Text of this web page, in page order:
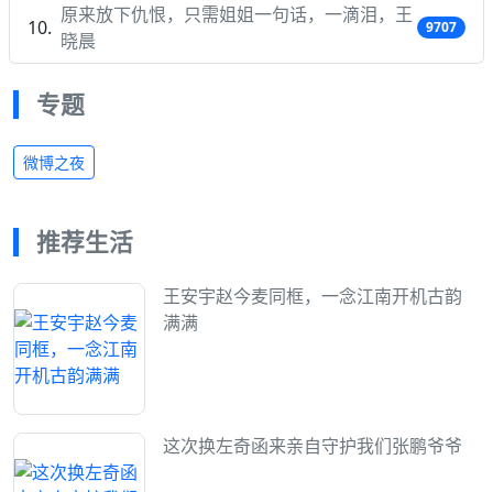
原来放下仇恨，只需姐姐一句话，一滴泪，王
晓晨
9707
专题
微博之夜
推荐生活
王安宇赵今麦同框，一念江南开机古韵
满满
这次换左奇函来亲自守护我们张鹏爷爷